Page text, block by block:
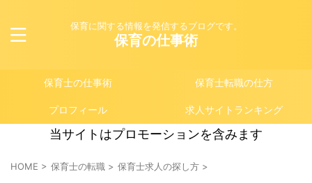
保育に関する情報を発信するブログです。
保育の仕事術
保育士の仕事術 保育士転職の仕方
プロフィール 求人サイトランキング
当サイトはプロモーションを含みます
HOME > 保育士の転職 > 保育士求人の探し方 >